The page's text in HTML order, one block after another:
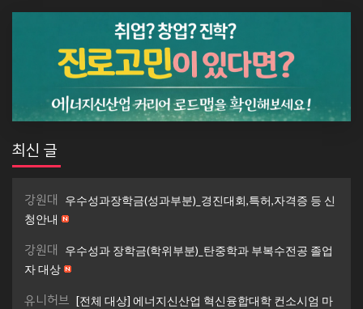
최신 글
강원대
우수성과장학금(성과부분)_경진대회,특허,자격증 등 신
청안내
강원대
우수성과 장학금(학위부분)_탄중학과 부복수전공 졸업
자 대상
유니허브 [전체 대상] 에너지신산업 혁신융합대학 컨소시엄 마